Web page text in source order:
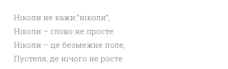
Ніколи не кажи:”ніколи”,
Ніколи – слово не просте:
Ніколи – це безмежне поле,
Пустеля, де нічого не росте.